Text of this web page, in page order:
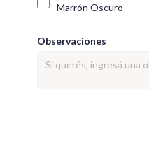
Marrón Oscuro
Observaciones